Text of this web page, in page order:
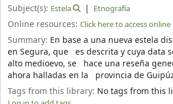
Subject(s): Estela Etnografía
Online resources: Click here to access online
Summary: En base a una nueva estela
en Segura, que es descrita y cuya data
alto medioevo, se hace una reseña
ahora halladas en la provincia de
Tags from this library: No tags from this